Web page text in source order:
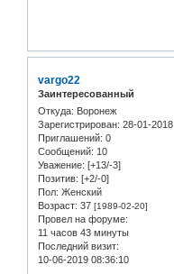
vargo22
Заинтересованный
Откуда: Воронеж
Зарегистрирован: 28-01-2018
Приглашений: 0
Сообщений: 10
Уважение: [+13/-3]
Позитив: [+2/-0]
Пол: Женский
Возраст: 37 [1989-02-20]
Провел на форуме:
11 часов 43 минуты
Последний визит:
10-06-2019 08:36:10